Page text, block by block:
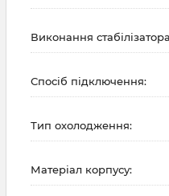
Виконання
Спосіб підключення:
Тип охолодження:
Матеріал корпусу: